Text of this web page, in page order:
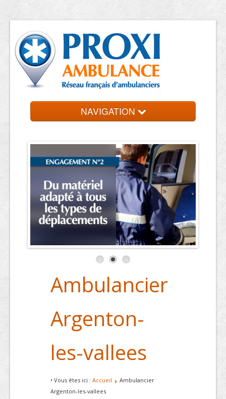
NAVIGATION
Ambulancier
Argenton-
les-vallees
• Vous êtes ici : Accueil
Ambulancier
Argenton-les-vallees